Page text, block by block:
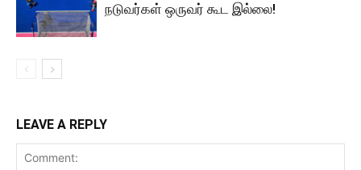
நடுவர்கள் ஒருவர் கூட இல்லை!
LEAVE A REPLY